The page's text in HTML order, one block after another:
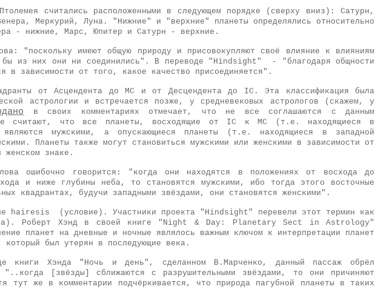
считались расположенными в следующем порядке (сверху вниз): Сатурн,
Меркурий, Луна. "Нижние" и "верхние" планеты определялись относительно
- нижние, Марс, Юпитер и Сатурн - верхние.
"поскольку имеют общую природу и присовокупляют своё влияние к влияниям
бы из них они ни соединились". В переводе "Hindsight" - "благодаря общности
в зависимости от того, какое качество присоединяется".
от Асцендента до МС и от Десцендента до IC. Эта классификация была
астрологии и встречается позже, у средневековых астрологов (скажем, у
в своих комментариях отмечает, что не все соглашаются с данным
считают, что все планеты, восходящие от IC к MC (т.е. находящиеся в
являются мужскими, а опускающиеся планеты (т.е. находящиеся в западной
Планеты также могут становиться мужскими или женскими в зависимости от
женском знаке.
ошибочно говорится: "когда они находятся в положениях от восхода до
и ниже глубины неба, то становятся мужскими, ибо тогда этого восточные
квадрантах, будучи западными звёздами, они становятся женскими".
hairesis (условие). Участники проекта "Hindsight" перевели этот термин как
Роберт Хэнд в своей книге "Night & Day: Planetary Sect in Astrology"
планет на дневные и ночные являлось важным ключом к интерпретации планет
который был утерян в последующие века.
книги Хэнда "Ночь и день", сделанном В.Марченко, данный пассаж обрёл
"..когда [звёзды] сближаются с разрушительными звёздами, то они причиняют
тут же в комментарии подчёркивается, что природа пагубной планеты в таких